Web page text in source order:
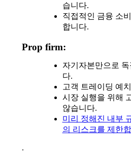
습니다.
직접적인 금융 소
합니다.
Prop firm:
자기자본만으로
다.
고객 트레이딩 예
시장 실행을 위해
않습니다.
미리 정해진 내부
의 리스크를 제한
.